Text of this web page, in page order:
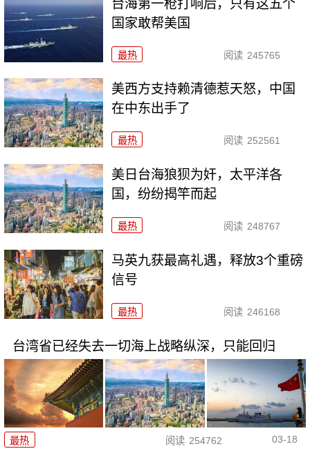
台海第一枪打响后，只有这五个
国家敢帮美国
最热 阅读 245765
美西方支持赖清德惹天怒，中国
在中东出手了
最热 阅读 252561
美日台海狼狈为奸，太平洋各
国，纷纷揭竿而起
最热 阅读 248767
马英九获最高礼遇，释放3个重磅
信号
最热 阅读 246168
台湾省已经失去一切海上战略纵深，只能回归
最热 阅读 254762 03-18